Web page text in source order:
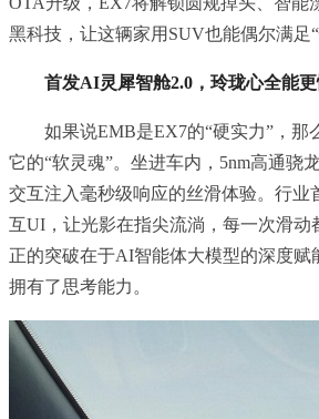
黑科技，让这辆家用SUV也能偶尔满足“
首发AI灵犀智舱2.0，玲珑心全能
如果说EMB是EX7的“硬实力”，那
它的“软灵魂”。坐进车内，5nm高通骁
交互注入毫秒级响应的丝滑体验。行业
互UI，让光影在指尖流淌，每一次滑动
正的突破在于AI智能体大模型的深度
拥有了思考能力。